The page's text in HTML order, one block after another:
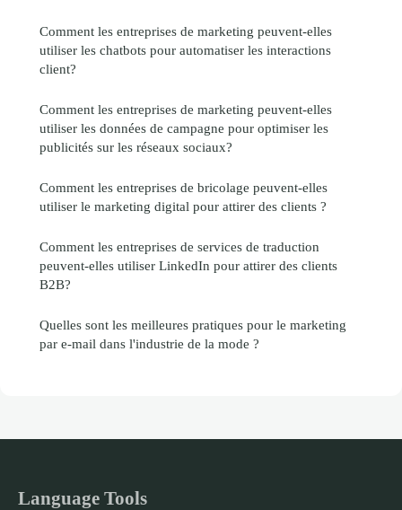
Comment les entreprises de marketing peuvent-elles
utiliser les chatbots pour automatiser les interactions
client?
Comment les entreprises de marketing peuvent-elles
utiliser les données de campagne pour optimiser les
publicités sur les réseaux sociaux?
Comment les entreprises de bricolage peuvent-elles
utiliser le marketing digital pour attirer des clients ?
Comment les entreprises de services de traduction
peuvent-elles utiliser LinkedIn pour attirer des clients
B2B?
Quelles sont les meilleures pratiques pour le marketing
par e-mail dans l'industrie de la mode ?
Language Tools